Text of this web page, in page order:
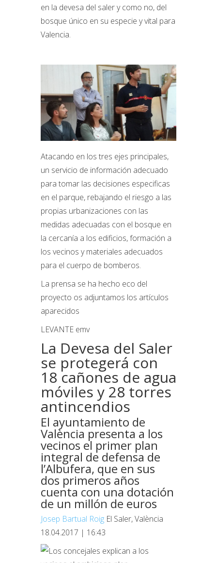
en la devesa del saler y como no, del
bosque único en su especie y vital para
Valencia.
Atacando en los tres ejes principales,
un servicio de información adecuado
para tomar las decisiones especificas
en el parque, rebajando el riesgo a las
propias urbanizaciones con las
medidas adecuadas con el bosque en
la cercanía a los edificios, formación a
los vecinos y materiales adecuados
para el cuerpo de bomberos.
La prensa se ha hecho eco del
proyecto os adjuntamos los artículos
aparecidos
LEVANTE emv
La Devesa del Saler
se protegerá con
18 cañones de agua
móviles y 28 torres
antincendios
El ayuntamiento de
València presenta a los
vecinos el primer plan
integral de defensa de
l’Albufera, que en sus
dos primeros años
cuenta con una dotación
de un millón de euros
Josep Bartual Roig El Saler, València
18.04.2017 | 16:43